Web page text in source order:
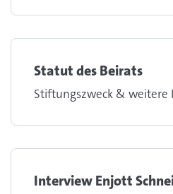
Statut des Beirats
Stiftungszweck & weitere
Interview Enjott